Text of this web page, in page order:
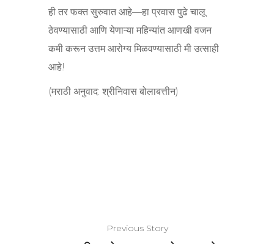
ही तर फक्त सुरुवात आहे—हा प्रवास पुढे चालू
ठेवण्यासाठी आणि येणाऱ्या महिन्यांत आणखी वजन
कमी करून उत्तम आरोग्य मिळवण्यासाठी मी उत्साही
आहे!
(मराठी अनुवाद: श्रीनिवास बोलाबत्तीन)
Previous Story